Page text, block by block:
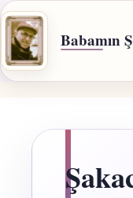
İçeriğe
geç
Babamın